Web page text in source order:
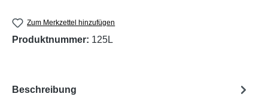
Zum Merkzettel hinzufügen
Produktnummer: 125L
Beschreibung